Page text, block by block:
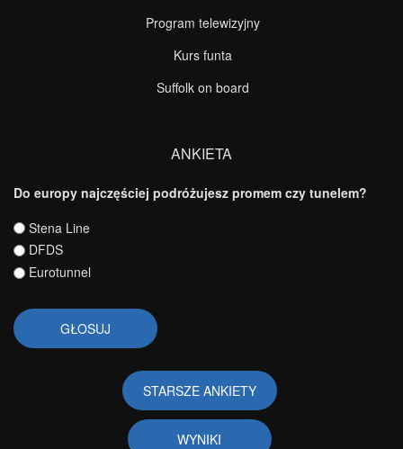
Program telewizyjny
Kurs funta
Suffolk on board
ANKIETA
Do europy najczęściej podróżujesz promem czy tunelem?
Wybory
Stena Line
DFDS
Eurotunnel
STARSZE ANKIETY
WYNIKI